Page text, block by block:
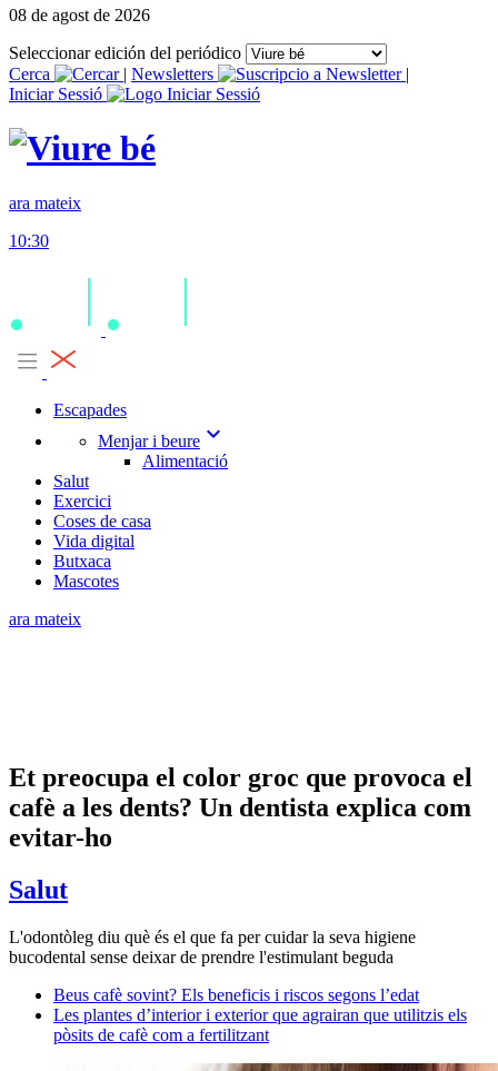
08 de agost de 2026
Seleccionar edición del periódico
Cerca
| Newsletters
|
Iniciar Sessió
ara mateix
10:30
Escapades
Menjar i beure expand_more
Alimentació
Salut
Exercici
Coses de casa
Vida digital
Butxaca
Mascotes
ara mateix
Et preocupa el color groc que provoca el
cafè a les dents? Un dentista explica com
evitar-ho
Salut
L'odontòleg diu què és el que fa per cuidar la seva higiene
bucodental sense deixar de prendre l'estimulant beguda
Beus cafè sovint? Els beneficis i riscos segons l’edat
Les plantes d’interior i exterior que agrairan que utilitzis els
pòsits de cafè com a fertilitzant